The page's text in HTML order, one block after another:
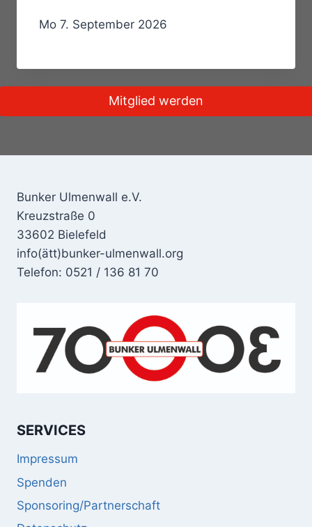
Mo 7. September 2026
Mitglied werden
Bunker Ulmenwall e.V.
Kreuzstraße 0
33602 Bielefeld
info(ätt)bunker-ulmenwall.org
Telefon: 0521 / 136 81 70
SERVICES
Impressum
Spenden
Sponsoring/Partnerschaft